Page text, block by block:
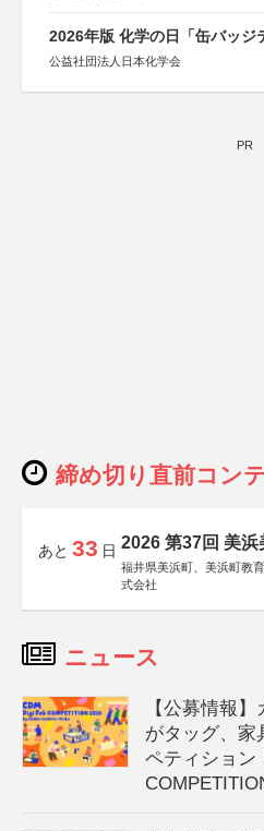
2026年版 化学の日「缶バッジ
公益社団法人日本化学会
PR
締め切り直前コン
あと 33 日 2026 第37回 美浜
福井県美浜町、美浜町教
式会社
ニュース
【公募情報
がタッグ、家
ペティション